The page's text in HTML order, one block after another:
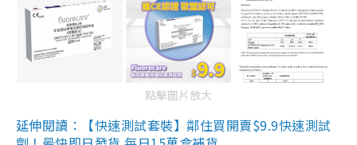
點擊圖片放大
延伸閱讀：【快速測試套裝】鄰住買開賣$9.9快速測試